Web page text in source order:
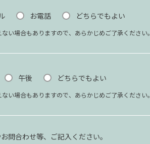
お電話 どちらでもよい
い場合もありますので、あらかじめご了承ください。
午後 どちらでもよい
い場合もありますので、あらかじめご了承ください。
問合わせ等、ご記入ください。